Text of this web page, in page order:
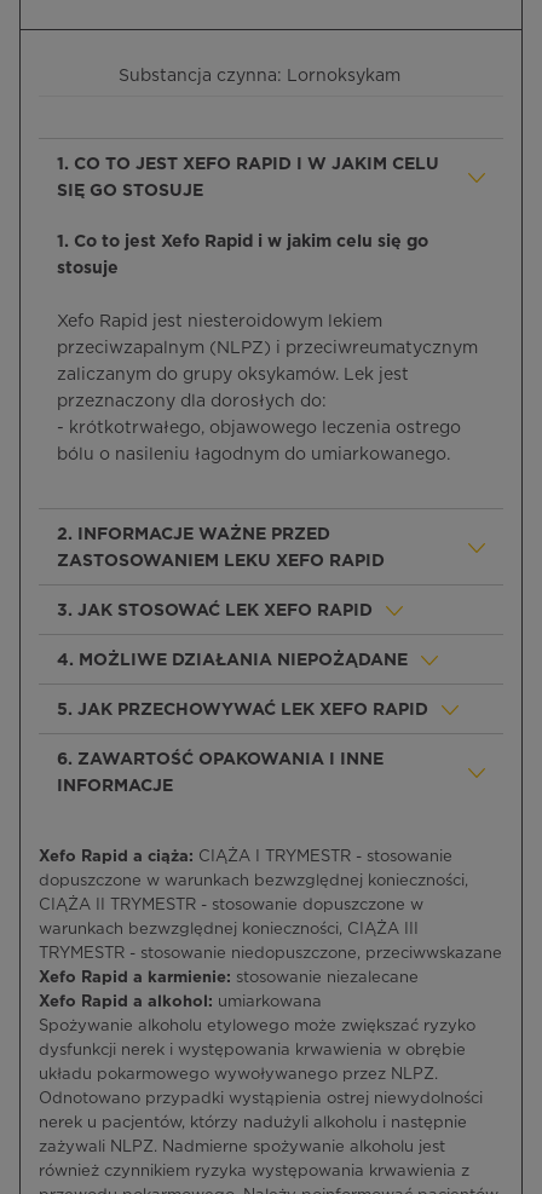
Substancja czynna: Lornoksykam
1. CO TO JEST XEFO RAPID I W JAKIM CELU
SIĘ GO STOSUJE
1. Co to jest Xefo Rapid i w jakim celu się go
stosuje
Xefo Rapid jest niesteroidowym lekiem
przeciwzapalnym (NLPZ) i przeciwreumatycznym
zaliczanym do grupy oksykamów. Lek jest
przeznaczony dla dorosłych do:
- krótkotrwałego, objawowego leczenia ostrego
bólu o nasileniu łagodnym do umiarkowanego.
2. INFORMACJE WAŻNE PRZED
ZASTOSOWANIEM LEKU XEFO RAPID
3. JAK STOSOWAĆ LEK XEFO RAPID
4. MOŻLIWE DZIAŁANIA NIEPOŻĄDANE
5. JAK PRZECHOWYWAĆ LEK XEFO RAPID
6. ZAWARTOŚĆ OPAKOWANIA I INNE
INFORMACJE
Xefo Rapid a ciąża: CIĄŻA I TRYMESTR - stosowanie
dopuszczone w warunkach bezwzględnej konieczności,
CIĄŻA II TRYMESTR - stosowanie dopuszczone w
warunkach bezwzględnej konieczności, CIĄŻA III
TRYMESTR - stosowanie niedopuszczone, przeciwwskazane
Xefo Rapid a karmienie: stosowanie niezalecane
Xefo Rapid a alkohol: umiarkowana
Spożywanie alkoholu etylowego może zwiększać ryzyko
dysfunkcji nerek i występowania krwawienia w obrębie
układu pokarmowego wywoływanego przez NLPZ.
Odnotowano przypadki wystąpienia ostrej niewydolności
nerek u pacjentów, którzy nadużyli alkoholu i następnie
zażywali NLPZ. Nadmierne spożywanie alkoholu jest
również czynnikiem ryzyka występowania krwawienia z